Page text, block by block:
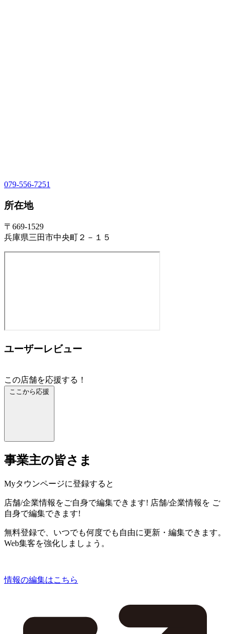
079-556-7251
所在地
〒669-1529
兵庫県三田市中央町２－１５
ユーザーレビュー
この店舗を応援する！
ここから応援
事業主の皆さま
Myタウンページに登録すると
店舗/企業情報をご自身で編集できます! 店舗/企業情報を ご
自身で編集できます!
無料登録で、いつでも何度でも自由に更新・編集できます。
Web集客を強化しましょう。
情報の編集はこちら